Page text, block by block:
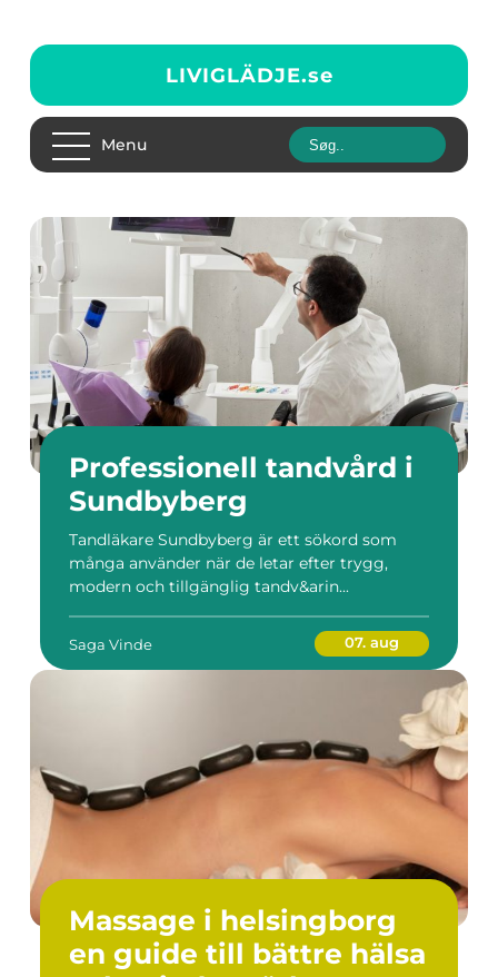
LIVIGLÄDJE.se
Menu
Professionell tandvård i
Sundbyberg
Tandläkare Sundbyberg är ett sökord som
många använder när de letar efter trygg,
modern och tillgänglig tandv&arin...
Saga Vinde 07. aug
Massage i helsingborg
en guide till bättre hälsa